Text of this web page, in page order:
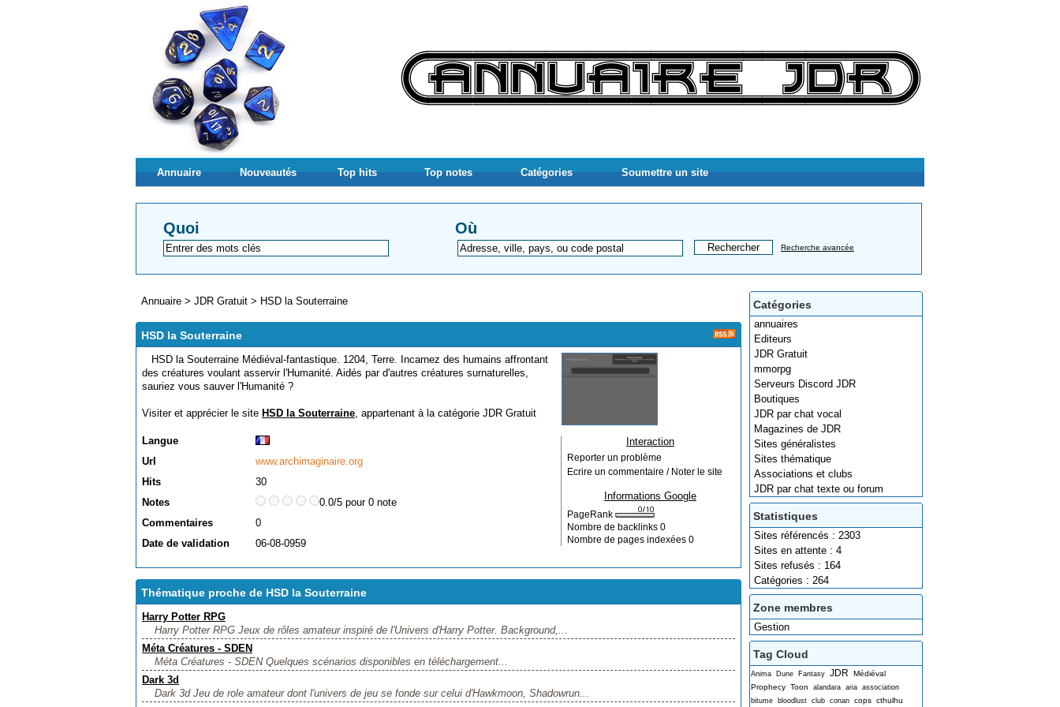
Annuaire Nouveautés Top hits Top notes Catégories Soumettre un site
Quoi Où
Recherche avancée
Catégories
annuaires
Editeurs
JDR Gratuit
mmorpg
Serveurs Discord JDR
Boutiques
JDR par chat vocal
Magazines de JDR
Sites généralistes
Sites thématique
Associations et clubs
JDR par chat texte ou forum
Statistiques
Sites référencés : 2303
Sites en attente : 4
Sites refusés : 164
Catégories : 264
Zone membres
Gestion
Tag Cloud
Anima Dune Fantasy JDR
Médiéval
Prophecy Toon alandara aria association
bitume
bloodlust club conan cops cthulhu
Annuaire > JDR Gratuit > HSD la Souterraine
HSD la Souterraine
HSD la Souterraine Médiéval-fantastique. 1204, Terre. Incarnez des humains affrontant
des créatures voulant asservir l'Humanité. Aidés par d'autres créatures surnaturelles,
sauriez vous sauver l'Humanité ?
Visiter et apprécier le site HSD la Souterraine, appartenant à la catégorie JDR Gratuit
Langue
Url
www.archimaginaire.org
Hits
30
Notes
0.0/5 pour 0 note
Commentaires
0
Date de validation
06-08-0959
Interaction
Reporter un problème
Ecrire un commentaire / Noter le site
Informations Google
PageRank
Nombre de backlinks 0
Nombre de pages indexées 0
Thématique proche de HSD la Souterraine
Harry Potter RPG
Harry Potter RPG Jeux de rôles amateur inspiré de l'Univers d'Harry Potter. Background,...
Méta Créatures - SDEN
Méta Créatures - SDEN Quelques scénarios disponibles en téléchargement...
Dark 3d
Dark 3d Jeu de role amateur dont l'univers de jeu se fonde sur celui d'Hawkmoon, Shadowrun...